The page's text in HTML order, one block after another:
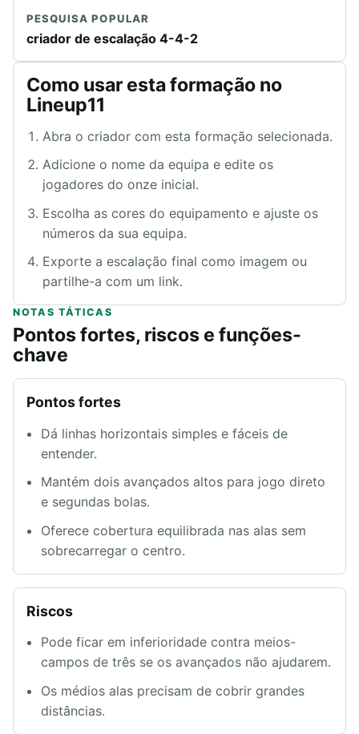
PESQUISA POPULAR
criador de escalação 4-4-2
Como usar esta formação no
Lineup11
Abra o criador com esta formação selecionada.
Adicione o nome da equipa e edite os
jogadores do onze inicial.
Escolha as cores do equipamento e ajuste os
números da sua equipa.
Exporte a escalação final como imagem ou
partilhe-a com um link.
NOTAS TÁTICAS
Pontos fortes, riscos e funções-
chave
Pontos fortes
Dá linhas horizontais simples e fáceis de
entender.
Mantém dois avançados altos para jogo direto
e segundas bolas.
Oferece cobertura equilibrada nas alas sem
sobrecarregar o centro.
Riscos
Pode ficar em inferioridade contra meios-
campos de três se os avançados não ajudarem.
Os médios alas precisam de cobrir grandes
distâncias.